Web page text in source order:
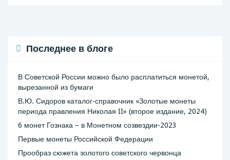
Последнее в блоге
В Советской России можно было расплатиться монетой,
вырезанной из бумаги
В.Ю. Сидоров каталог-справочник «Золотые монеты
периода правления Николая II» (второе издание, 2024)
6 монет Гознака – в Монетном созвездии-2023
Первые монеты Российской Федерации
Прообраз сюжета золотого советского червонца